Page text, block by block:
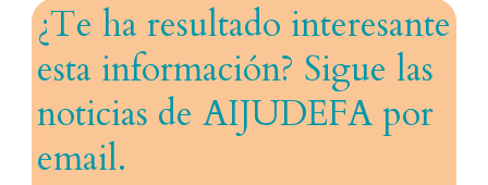
¿Te ha resultado interesante
esta información? Sigue las
noticias de AIJUDEFA por
email.